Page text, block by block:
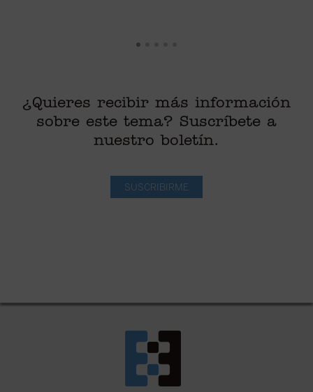
¿Quieres recibir más información
sobre este tema? Suscríbete a
nuestro boletín.
SUSCRIBIRME